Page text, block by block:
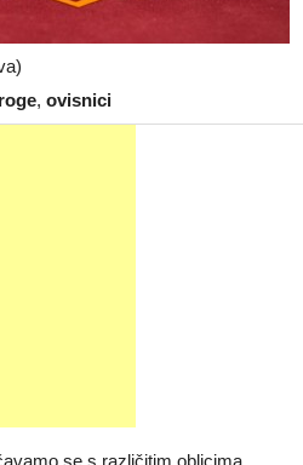
, ovisnici
se s različitim oblicima